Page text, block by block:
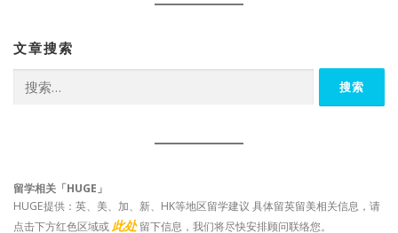
文章搜索
索：
留学相关「HUGE」
HUGE提供：英、美、加、新、HK等地区留学建议 具体留英留美相关信息，请
点击下方红色区域或此处 留下信息，我们将尽快安排顾问联络您。